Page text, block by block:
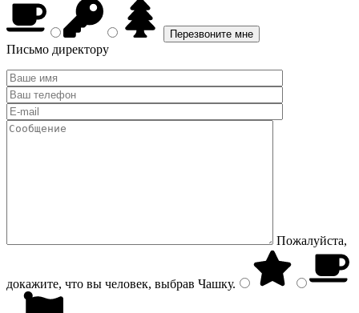
Письмо директору
Пожалуйста,
докажите, что вы человек, выбрав Чашку.